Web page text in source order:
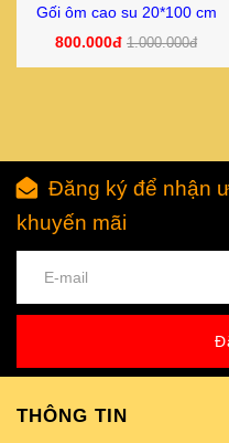
Gối ôm cao su 20*100 cm
800.000đ 1.000.000đ
Đăng ký để nhận
khuyến mãi
THÔNG TIN